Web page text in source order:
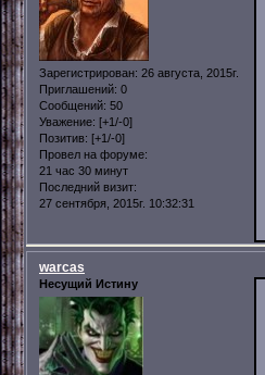
Зарегистрирован: 26 августа, 2015г.
Приглашений: 0
Сообщений: 50
Уважение: [+1/-0]
Позитив: [+1/-0]
Провел на форуме:
21 час 30 минут
Последний визит:
27 сентября, 2015г. 10:32:31
warcas
Несущий Истину